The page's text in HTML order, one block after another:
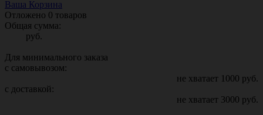
Ваша Корзина
Отложено 0 товаров
Общая сумма:
руб.
Для минимального заказа
с самовывозом:
не хватает 1000 руб.
с доставкой:
не хватает 3000 руб.